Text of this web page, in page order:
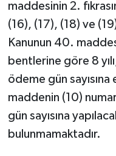
maddesinin 2.
(16), (17), (18) ve
Kanunun 40.
bentlerine göre 8
ödeme gün
maddenin (10)
gün sayısına
bulunmamaktadır.